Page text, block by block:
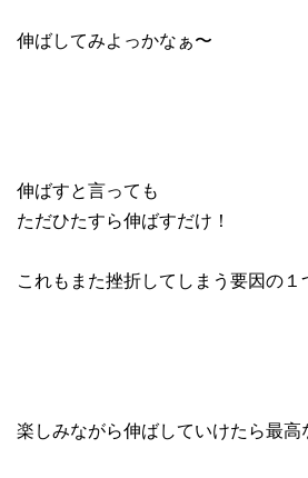
伸ばしてみよっかなぁ〜
伸ばすと言っても
ただひたすら伸ばすだけ！
これもまた挫折してしまう要因の
楽しみながら伸ばしていけたら最